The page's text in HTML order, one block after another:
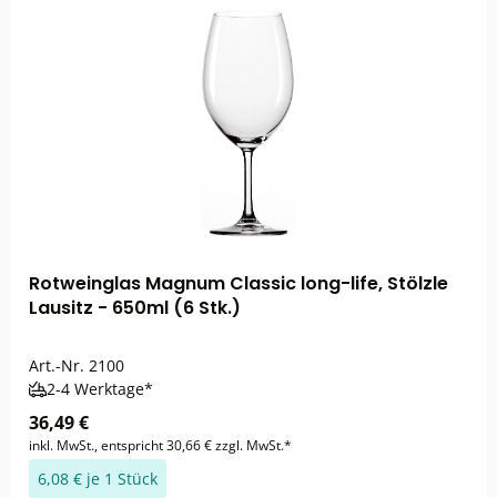
Rotweinglas Magnum Classic long-life, Stölzle
Lausitz - 650ml (6 Stk.)
Art.-Nr. 2100
2-4 Werktage*
36,49 €
inkl. MwSt., entspricht 30,66 € zzgl. MwSt.*
6,08 € je 1 Stück